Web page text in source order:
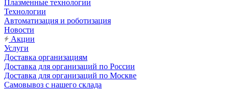
Плазменные технологии
Технологии
Автоматизация и роботизация
Новости
Акции
Услуги
Доставка организациям
Доставка для организаций по России
Доставка для организаций по Москве
Самовывоз с нашего склада